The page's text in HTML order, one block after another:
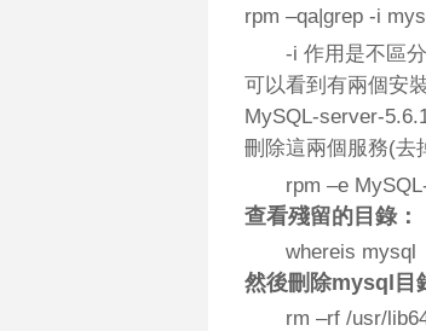
rpm –qa|grep -i
-i 作用是不區
可以看到有兩個安
MySQL-server-
刪除這兩個服務(去
rpm –e
查看殘留的目錄：
whereis mysql
然後刪除mysql目
rm –rf /usr/